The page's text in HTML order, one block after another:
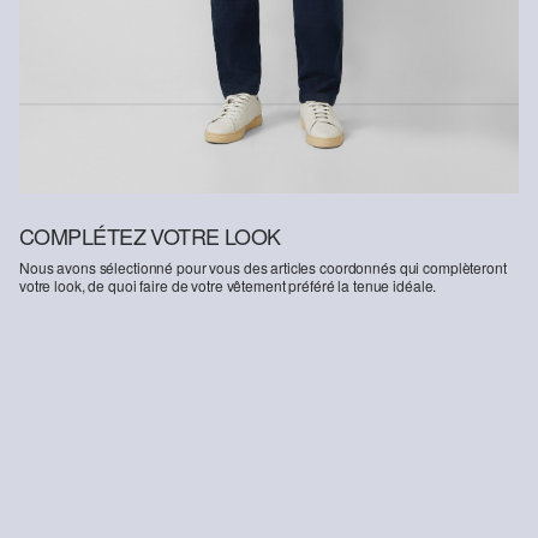
COMPLÉTEZ VOTRE LOOK
Nous avons sélectionné pour vous des articles coordonnés qui complèteront
votre look, de quoi faire de votre vêtement préféré la tenue idéale.